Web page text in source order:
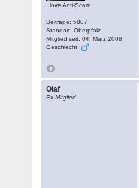
I love Anti-Scam
Beiträge: 5807
Standort: Oberpfalz
Mitglied seit: 04. März 2008
Geschlecht:
Olaf
Ex-Mitglied